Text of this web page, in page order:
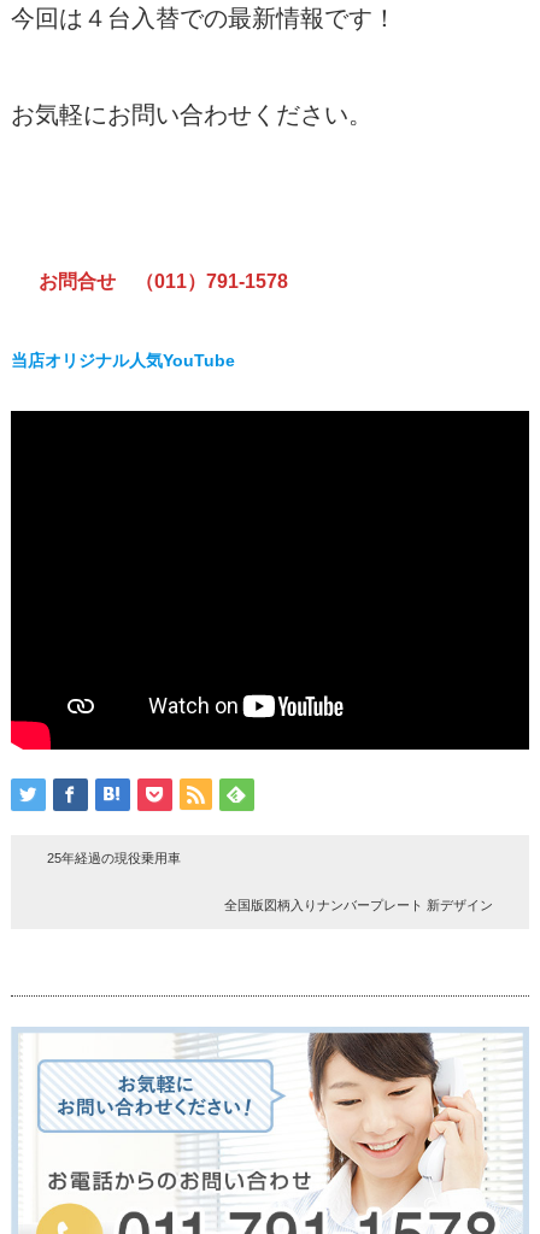
今回は４台入替での最新情報です！
お気軽にお問い合わせください。
お問合せ （011）791-1578
当店オリジナル人気YouTube
25年経過の現役乗用車
全国版図柄入りナンバープレート 新デザイン